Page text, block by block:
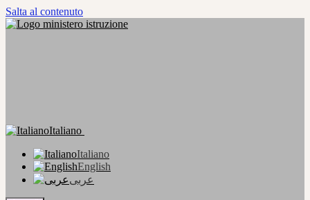
Salta al contenuto
Italiano
Italiano
English
عربى